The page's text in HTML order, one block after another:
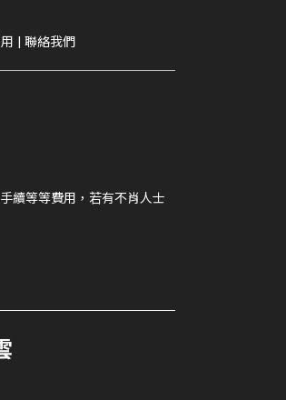
| 聯絡我們
續等等費用，若有不肖人士